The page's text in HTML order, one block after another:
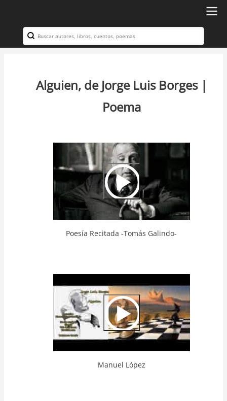
contenido
principal
Navegación
Search
Alguien, de Jorge Luis Borges |
Poema
Video
Url
Poesía Recitada -Tomás Galindo-
Url
Manuel López